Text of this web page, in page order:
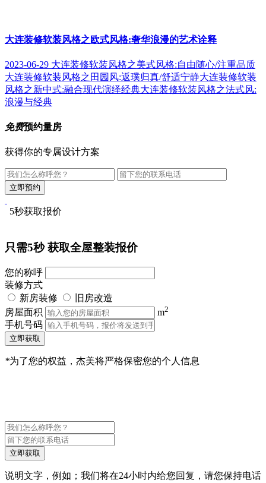
大连装修软装风格之欧式风格:奢华浪漫的艺术诠释
2023-06-29 大连装修软装风格之美式风格:自由随心/注重品质
大连装修软装风格之田园风:返璞归真/舒适宁静大连装修软装
风格之新中式:融合现代演绎经典大连装修软装风格之法式风:
浪漫与经典
免费预约量房
获得你的专属设计方案
5秒获取报价
只需5秒获取全屋整装报价
您的称呼
装修方式
新房装修
旧房改造
房屋面积
m2
手机号码
立即获取
*为了您的权益，杰美将严格保密您的个人信息
立即获取
说明文字，例如；我们将在24小时内给您回复，请您保持电话